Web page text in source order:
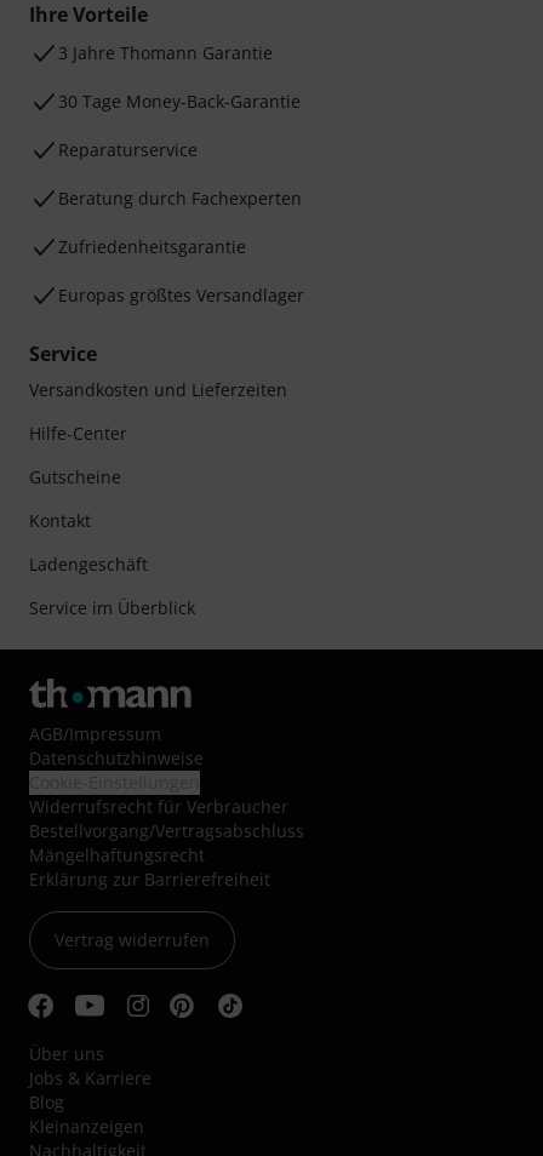
Ihre Vorteile
3 Jahre Thomann Garantie
30 Tage Money-Back-Garantie
Reparaturservice
Beratung durch Fachexperten
Zufriedenheitsgarantie
Europas größtes Versandlager
Service
Versandkosten und Lieferzeiten
Hilfe-Center
Gutscheine
Kontakt
Ladengeschäft
Service im Überblick
AGB/Impressum
Datenschutzhinweise
Widerrufsrecht für Verbraucher
Bestellvorgang/Vertragsabschluss
Mängelhaftungsrecht
Erklärung zur Barrierefreiheit
Vertrag widerrufen
Über uns
Jobs & Karriere
Blog
Kleinanzeigen
Nachhaltigkeit